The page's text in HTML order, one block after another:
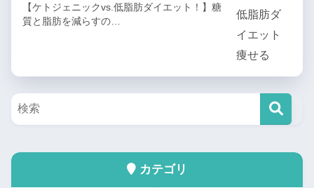
【ケトジェニックvs.低脂肪ダイエット！】糖
質と脂肪を減らすの…
カテゴリ